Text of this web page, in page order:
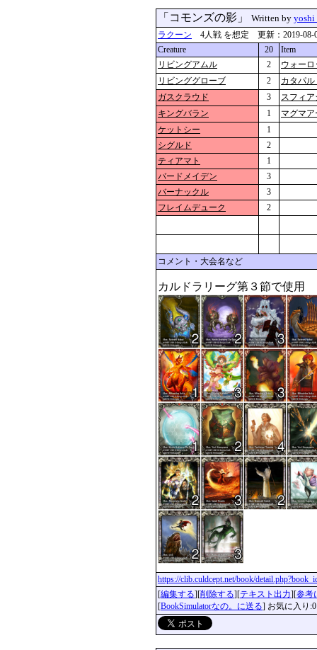
「コモンズの影」 Written by
ラクーン 4人戦 を想定 更新：2019-08-
Creature
20
Item
リビングアムル
2
ウォー
リビンググローブ
2
カタパル
ガスクラウド
3
スフィ
キングバラン
1
マグマ
ケットシー
1
シグルド
2
ティアマト
1
バードメイデン
3
バーナックル
3
フレイムデューク
2
コメント・大会名など
カルドラリーグ第３節で使用
https://clib.culdcept.net/book/
[編集する][削除する][テキスト出力][参考
[BookSimulatorなの。に送る] お気に入り:0